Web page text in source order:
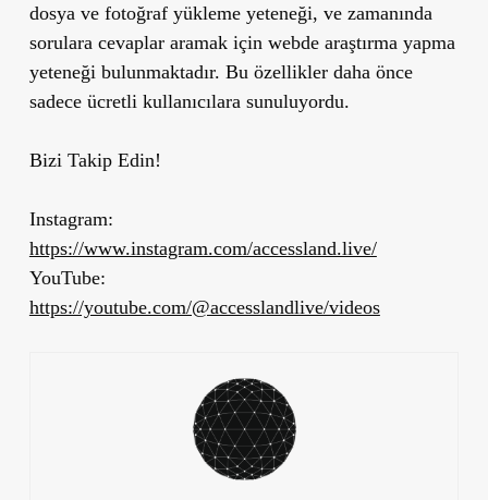
dosya ve fotoğraf yükleme yeteneği, ve zamanında
sorulara cevaplar aramak için webde araştırma yapma
yeteneği bulunmaktadır. Bu özellikler daha önce
sadece ücretli kullanıcılara sunuluyordu.
Bizi Takip Edin!
Instagram:
https://www.instagram.com/accessland.live/
YouTube:
https://youtube.com/@accesslandlive/videos